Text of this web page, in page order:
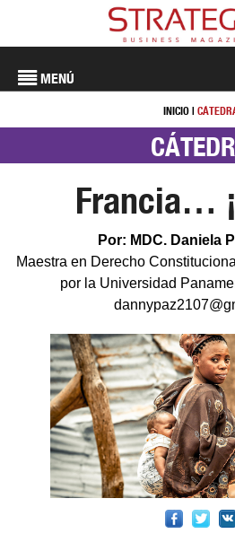
MENÚ
INICIO |
Francia…
Por: MDC. Daniela
Maestra en Derecho
por la Universidad